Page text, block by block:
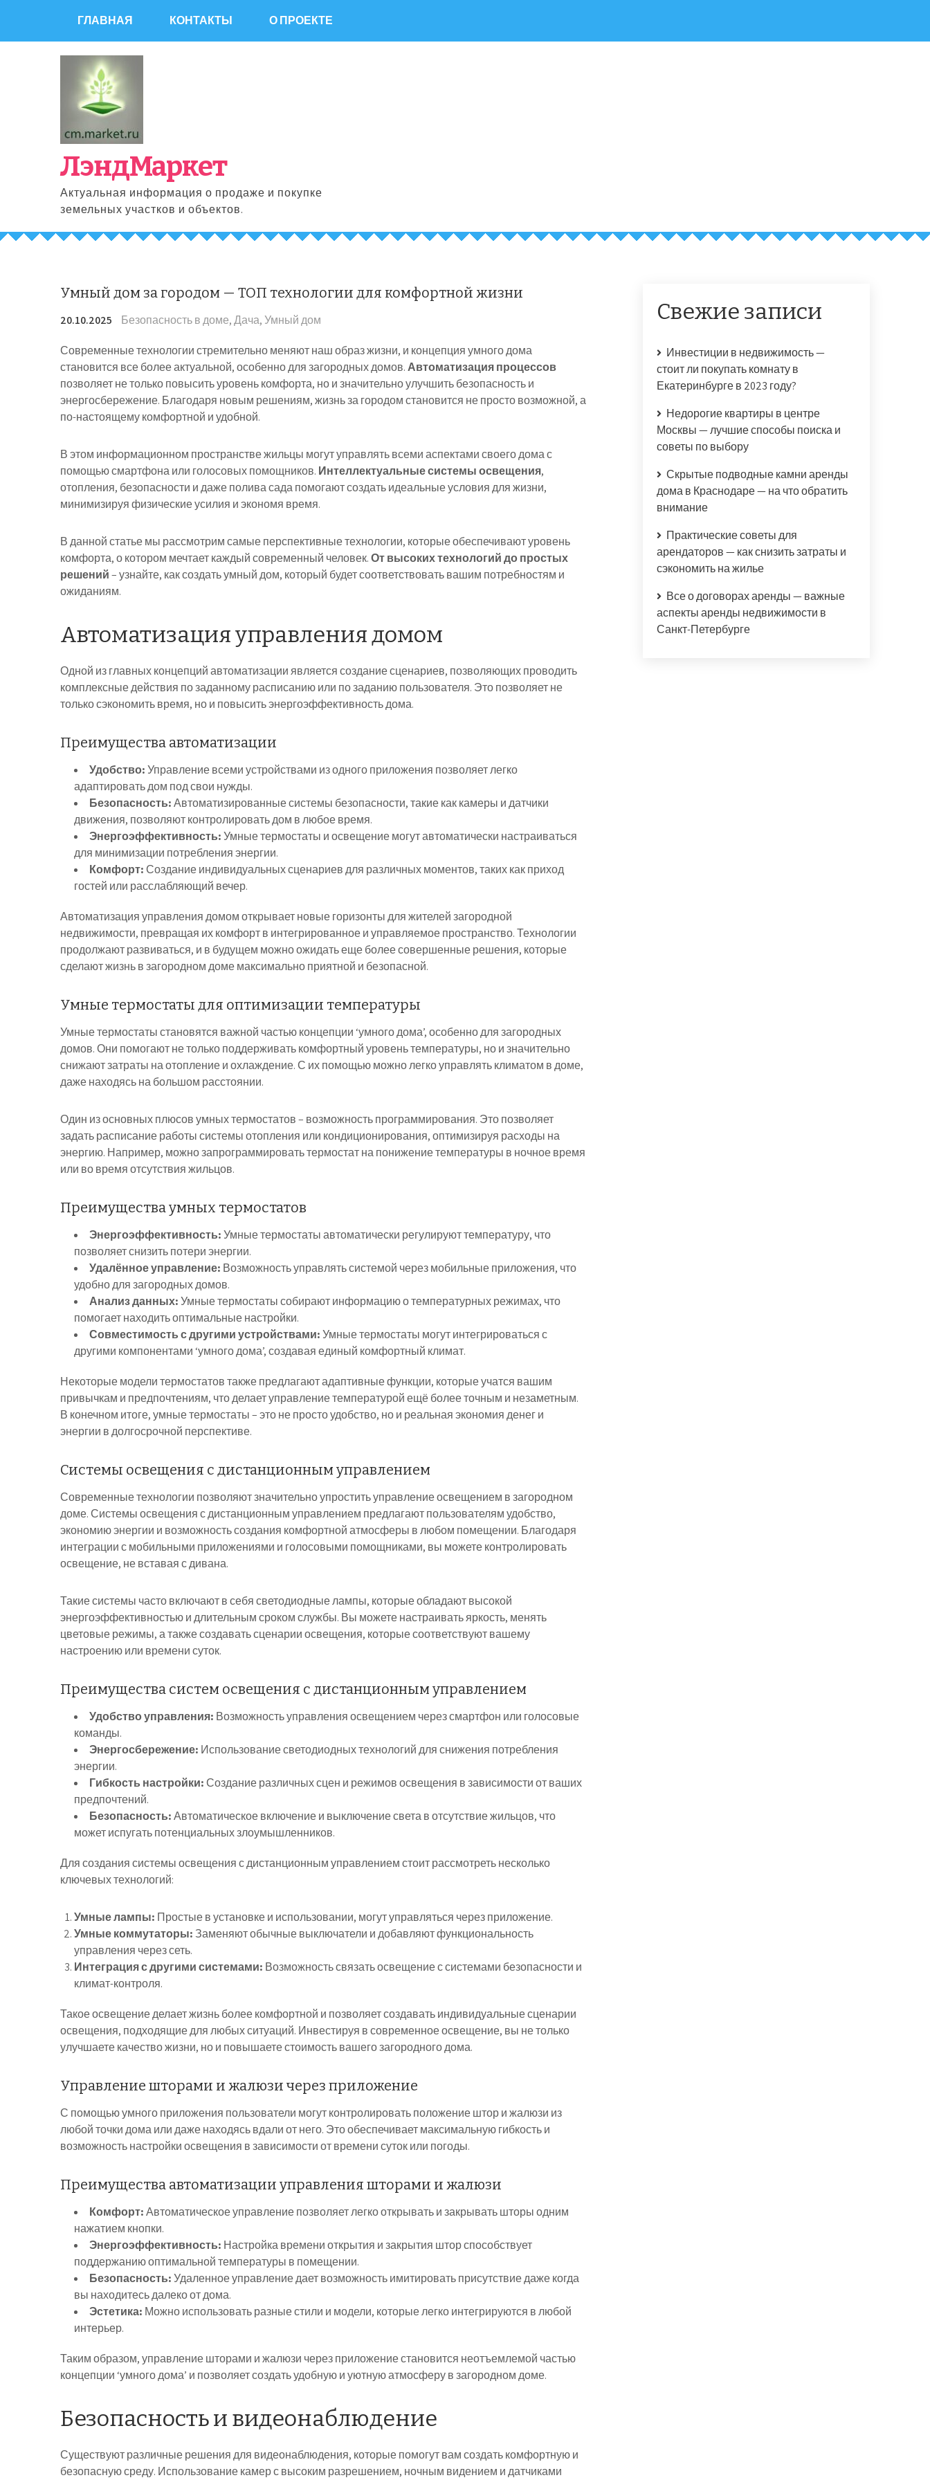
содержимому
ГЛАВНАЯ КОНТАКТЫ О ПРОЕКТЕ
ЛэндМаркет
Актуальная информация о продаже и покупке
земельных участков и объектов.
Умный дом за городом — ТОП технологии для комфортной жизни
20.10.2025 Безопасность в доме,Дача,Умный дом
Современные технологии стремительно меняют наш образ жизни, и концепция умного дома
становится все более актуальной, особенно для загородных домов.Автоматизация процессов
позволяет не только повысить уровень комфорта, но и значительно улучшить безопасность и
энергосбережение. Благодаря новым решениям, жизнь за городом становится не просто возможной, а
по-настоящему комфортной и удобной.
В этом информационном пространстве жильцы могут управлять всеми аспектами своего дома с
помощью смартфона или голосовых помощников. Интеллектуальные системы освещения,
отопления, безопасности и даже полива сада помогают создать идеальные условия для жизни,
минимизируя физические усилия и экономя время.
В данной статье мы рассмотрим самые перспективные технологии, которые обеспечивают уровень
комфорта, о котором мечтает каждый современный человек.От высоких технологий до простых
решений– узнайте, как создать умный дом, который будет соответствовать вашим потребностям и
ожиданиям.
Автоматизация управления домом
Одной из главных концепций автоматизации является создание сценариев, позволяющих проводить
комплексные действия по заданному расписанию или по заданию пользователя. Это позволяет не
только сэкономить время, но и повысить энергоэффективность дома.
Преимущества автоматизации
Удобство:Управление всеми устройствами из одного приложения позволяет легко
адаптировать дом под свои нужды.
Безопасность:Автоматизированные системы безопасности, такие как камеры и датчики
движения, позволяют контролировать дом в любое время.
Энергоэффективность:Умные термостаты и освещение могут автоматически настраиваться
для минимизации потребления энергии.
Комфорт:Создание индивидуальных сценариев для различных моментов, таких как приход
гостей или расслабляющий вечер.
Автоматизация управления домом открывает новые горизонты для жителей загородной
недвижимости, превращая их комфорт в интегрированное и управляемое пространство. Технологии
продолжают развиваться, и в будущем можно ожидать еще более совершенные решения, которые
сделают жизнь в загородном доме максимально приятной и безопасной.
Умные термостаты для оптимизации температуры
Умные термостаты становятся важной частью концепции ‘умного дома’, особенно для загородных
домов. Они помогают не только поддерживать комфортный уровень температуры, но и значительно
снижают затраты на отопление и охлаждение. С их помощью можно легко управлять климатом в доме,
даже находясь на большом расстоянии.
Один из основных плюсов умных термостатов – возможность программирования. Это позволяет
задать расписание работы системы отопления или кондиционирования, оптимизируя расходы на
энергию. Например, можно запрограммировать термостат на понижение температуры в ночное время
или во время отсутствия жильцов.
Преимущества умных термостатов
Энергоэффективность:Умные термостаты автоматически регулируют температуру, что
позволяет снизить потери энергии.
Удалённое управление: Возможность управлять системой через мобильные приложения, что
удобно для загородных домов.
Анализ данных:Умные термостаты собирают информацию о температурных режимах, что
помогает находить оптимальные настройки.
Совместимость с другими устройствами:Умные термостаты могут интегрироваться с
другими компонентами ‘умного дома’, создавая единый комфортный климат.
Некоторые модели термостатов также предлагают адаптивные функции, которые учатся вашим
привычкам и предпочтениям, что делает управление температурой ещё более точным и незаметным.
В конечном итоге, умные термостаты – это не просто удобство, но и реальная экономия денег и
энергии в долгосрочной перспективе.
Системы освещения с дистанционным управлением
Современные технологии позволяют значительно упростить управление освещением в загородном
доме. Системы освещения с дистанционным управлением предлагают пользователям удобство,
экономию энергии и возможность создания комфортной атмосферы в любом помещении. Благодаря
интеграции с мобильными приложениями и голосовыми помощниками, вы можете контролировать
освещение, не вставая с дивана.
Такие системы часто включают в себя светодиодные лампы, которые обладают высокой
энергоэффективностью и длительным сроком службы. Вы можете настраивать яркость, менять
цветовые режимы, а также создавать сценарии освещения, которые соответствуют вашему
настроению или времени суток.
Преимущества систем освещения с дистанционным управлением
Удобство управления: Возможность управления освещением через смартфон или голосовые
команды.
Энергосбережение: Использование светодиодных технологий для снижения потребления
энергии.
Гибкость настройки:Создание различных сцен и режимов освещения в зависимости от ваших
предпочтений.
Безопасность:Автоматическое включение и выключение света в отсутствие жильцов, что
может испугать потенциальных злоумышленников.
Для создания системы освещения с дистанционным управлением стоит рассмотреть несколько
ключевых технологий:
Умные лампы: Простые в установке и использовании, могут управляться через приложение.
Умные коммутаторы: Заменяют обычные выключатели и добавляют функциональность
управления через сеть.
Интеграция с другими системами: Возможность связать освещение с системами безопасности и
климат-контроля.
Такое освещение делает жизнь более комфортной и позволяет создавать индивидуальные сценарии
освещения, подходящие для любых ситуаций. Инвестируя в современное освещение, вы не только
улучшаете качество жизни, но и повышаете стоимость вашего загородного дома.
Управление шторами и жалюзи через приложение
С помощью умного приложения пользователи могут контролировать положение штор и жалюзи из
любой точки дома или даже находясь вдали от него. Это обеспечивает максимальную гибкость и
возможность настройки освещения в зависимости от времени суток или погоды.
Преимущества автоматизации управления шторами и жалюзи
Комфорт:Автоматическое управление позволяет легко открывать и закрывать шторы одним
нажатием кнопки.
Энергоэффективность: Настройка времени открытия и закрытия штор способствует
поддержанию оптимальной температуры в помещении.
Безопасность:Удаленное управление дает возможность имитировать присутствие даже когда
вы находитесь далеко от дома.
Эстетика: Можно использовать разные стили и модели, которые легко интегрируются в любой
интерьер.
Таким образом, управление шторами и жалюзи через приложение становится неотъемлемой частью
концепции ‘умного дома’ и позволяет создать удобную и уютную атмосферу в загородном доме.
Безопасность и видеонаблюдение
Существуют различные решения для видеонаблюдения, которые помогут вам создать комфортную и
безопасную среду. Использование камер с высоким разрешением, ночным видением и датчиками
Свежие записи
Инвестиции в недвижимость —
стоит ли покупать комнату в
Екатеринбурге в 2023 году?
Недорогие квартиры в центре
Москвы — лучшие способы поиска и
советы по выбору
Скрытые подводные камни аренды
дома в Краснодаре — на что обратить
внимание
Практические советы для
арендаторов — как снизить затраты и
сэкономить на жилье
Все о договорах аренды — важные
аспекты аренды недвижимости в
Санкт-Петербурге